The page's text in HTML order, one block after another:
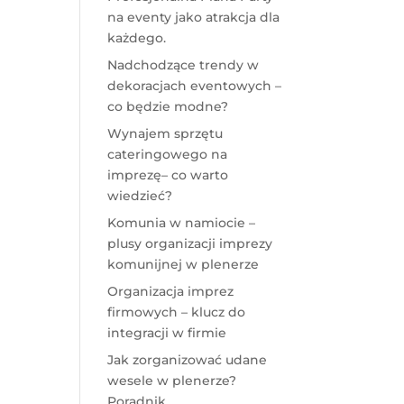
na eventy jako atrakcja dla
każdego.
Nadchodzące trendy w
dekoracjach eventowych –
co będzie modne?
Wynajem sprzętu
cateringowego na
imprezę– co warto
wiedzieć?
Komunia w namiocie –
plusy organizacji imprezy
komunijnej w plenerze
Organizacja imprez
firmowych – klucz do
integracji w firmie
Jak zorganizować udane
wesele w plenerze?